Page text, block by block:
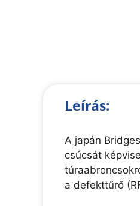
Leírás:
A japán
csúcsát
a defekttűrő